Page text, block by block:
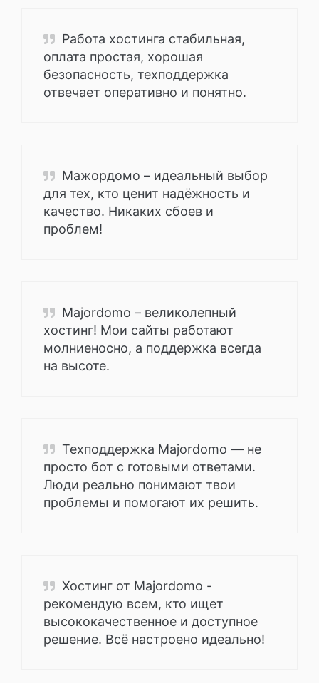
Работа хостинга стабильная,
оплата простая, хорошая
безопасность, техподдержка
отвечает оперативно и понятно.
Мажордомо – идеальный выбор
для тех, кто ценит надёжность и
качество. Никаких сбоев и
проблем!
Majordomo – великолепный
хостинг! Мои сайты работают
молниеносно, а поддержка всегда
на высоте.
Техподдержка Majordomo — не
просто бот с готовыми ответами.
Люди реально понимают твои
проблемы и помогают их решить.
Хостинг от Majordomo -
рекомендую всем, кто ищет
высококачественное и доступное
решение. Всё настроено идеально!